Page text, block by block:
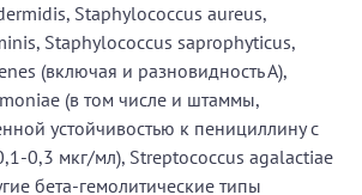
Staphylococcus aureus,
Staphylococcus saprophyticus,
(включая и разновидность А),
(в том числе и штаммы,
устойчивостью к пенициллину с
0,3 мкг/мл), Streptococcus agalactiae
бета-гемолитические типы